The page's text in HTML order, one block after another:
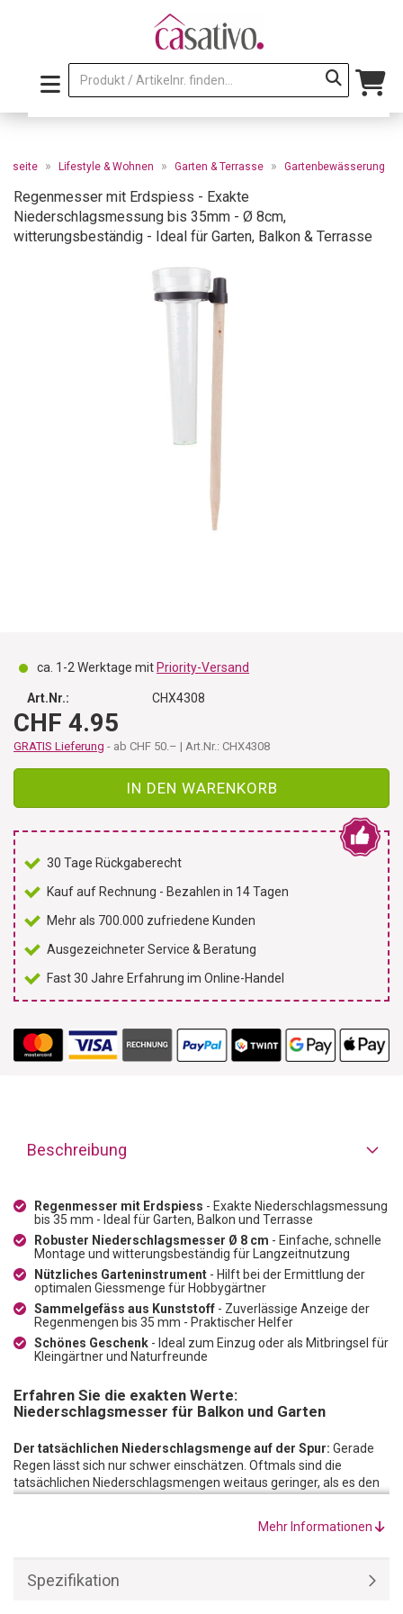
» Lifestyle & Wohnen » Garten & Terrasse » Gartenbewässerung
Regenmesser mit Erdspiess - Exakte
Niederschlagsmessung bis 35mm - Ø 8cm,
witterungsbeständig - Ideal für Garten, Balkon & Terrasse
ca. 1-2 Werktage mit Priority-Versand
Art.Nr.: CHX4308
CHF 4.95
GRATIS Lieferung - ab CHF 50.– | Art.Nr.: CHX4308
IN DEN WARENKORB
30 Tage Rückgaberecht
Kauf auf Rechnung - Bezahlen in 14 Tagen
Mehr als 700.000 zufriedene Kunden
Ausgezeichneter Service & Beratung
Fast 30 Jahre Erfahrung im Online-Handel
Beschreibung
Regenmesser mit Erdspiess - Exakte Niederschlagsmessung
bis 35 mm - Ideal für Garten, Balkon und Terrasse
Robuster Niederschlagsmesser Ø 8 cm - Einfache, schnelle
Montage und witterungsbeständig für Langzeitnutzung
Nützliches Garteninstrument - Hilft bei der Ermittlung der
optimalen Giessmenge für Hobbygärtner
Sammelgefäss aus Kunststoff - Zuverlässige Anzeige der
Regenmengen bis 35 mm - Praktischer Helfer
Schönes Geschenk - Ideal zum Einzug oder als Mitbringsel für
Kleingärtner und Naturfreunde
Erfahren Sie die exakten Werte:
Niederschlagsmesser für Balkon und Garten
Der tatsächlichen Niederschlagsmenge auf der Spur: Gerade
Regen lässt sich nur schwer einschätzen. Oftmals sind die
tatsächlichen Niederschlagsmengen weitaus geringer, als es den
sachkundig mitreden. Ausserdem haben Sie so, mit dem
Samt Halterung und Skala:
Mehr Informationen
Spezifikation